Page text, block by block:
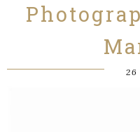
26